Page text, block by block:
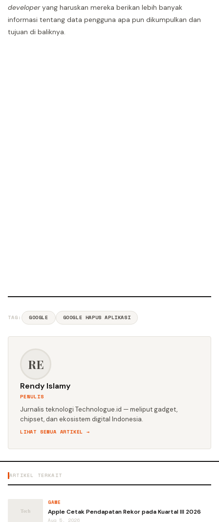
developeryang haruskan mereka berikan lebih banyak
informasi tentang data pengguna apa pun dikumpulkan dan
tujuan di baliknya.
TAG: GOOGLE GOOGLE HAPUS APLIKASI
RE
Rendy Islamy
PENULIS
Jurnalis teknologi Technologue.id — meliput gadget,
chipset, dan ekosistem digital Indonesia.
LIHAT SEMUA ARTIKEL →
ARTIKEL TERKAIT
GAME
Apple Cetak Pendapatan Rekor pada Kuartal III 2026
Aug 5, 2026